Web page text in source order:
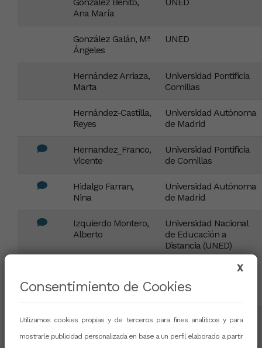
Ana María
González Galán, Mª
Ángeles
UNED
Hernández Arriaza,
Marta
Universidad Pontificia
Comillas
Hernández-Castilla,
Reyes
Universidad Autónoma
de Madrid
Hernandez_Franco,
Vicente
Universidad Pontificia
de Comillas
Hidalgo Farran,
Nina
Universidad Autónoma
de Madrid
Izquierdo Montero,
Alberto
Universidad Nacional
de Educación a
Distancia (UNED)
Fernández, Mª del
Carmen
Fª.C.Educación-MIDE-
UNED
Jimenez Morales,
Universidad Nacional
Distancia (UNED)
X
Consentimiento de Cookies
Utilizamos cookies propias y de terceros para fines analíticos y para
mostrarle publicidad personalizada en base a un perfil elaborado a partir